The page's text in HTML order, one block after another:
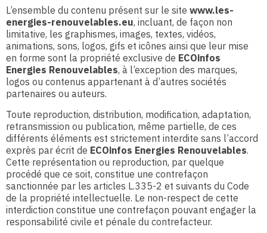
L’ensemble du contenu présent sur le site www.les-
energies-renouvelables.eu, incluant, de façon non
limitative, les graphismes, images, textes, vidéos,
animations, sons, logos, gifs et icônes ainsi que leur mise
en forme sont la propriété exclusive de ECOinfos
Energies Renouvelables, à l’exception des marques,
logos ou contenus appartenant à d’autres sociétés
partenaires ou auteurs.
Toute reproduction, distribution, modification, adaptation,
retransmission ou publication, même partielle, de ces
différents éléments est strictement interdite sans l’accord
exprès par écrit de ECOinfos Energies Renouvelables.
Cette représentation ou reproduction, par quelque
procédé que ce soit, constitue une contrefaçon
sanctionnée par les articles L.335-2 et suivants du Code
de la propriété intellectuelle. Le non-respect de cette
interdiction constitue une contrefaçon pouvant engager la
responsabilité civile et pénale du contrefacteur.